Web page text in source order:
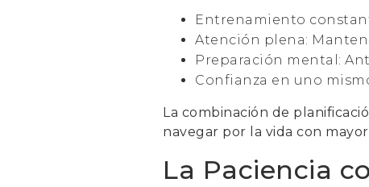
Entrenamiento
Atención plena:
Preparación mental:
Confianza en uno
La combinación de
navegar por la vida con
La Paciencia